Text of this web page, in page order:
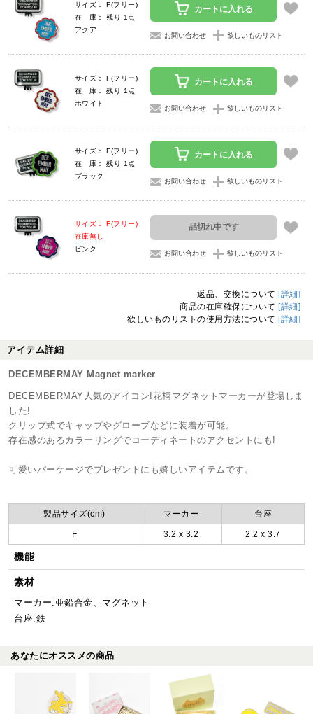
サイズ： F(フリー)
在 庫： 残り 1点
アクア
カートに入れる
お問い合わせ 欲しいものリスト
サイズ： F(フリー)
在 庫： 残り 1点
ホワイト
カートに入れる
お問い合わせ 欲しいものリスト
サイズ： F(フリー)
在 庫： 残り 1点
ブラック
カートに入れる
お問い合わせ 欲しいものリスト
サイズ： F(フリー)
在庫無し
ピンク
品切れ中です
お問い合わせ 欲しいものリスト
返品、交換について [詳細]
商品の在庫確保について [詳細]
欲しいものリストの使用方法について [詳細]
アイテム詳細
DECEMBERMAY Magnet marker
DECEMBERMAY人気のアイコン!花柄マグネットマーカーが登場しま
した!
クリップ式でキャップやグローブなどに装着が可能。
存在感のあるカラーリングでコーディネートのアクセントにも!
可愛いパーケージでプレゼントにも嬉しいアイテムです。
製品サイズ(cm) マーカー 台座
F 3.2 x 3.2 2.2 x 3.7
機能
素材
マーカー:亜鉛合金、マグネット
台座:鉄
あなたにオススメの商品